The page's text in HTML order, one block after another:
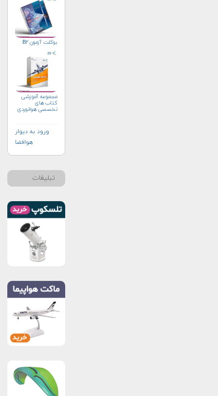
بوکلت آزمون B۲
مجموعه آموزشی
کتاب های
تخصصی هوانوردی
ورود به دیوار
هوافضا
تبلیغات